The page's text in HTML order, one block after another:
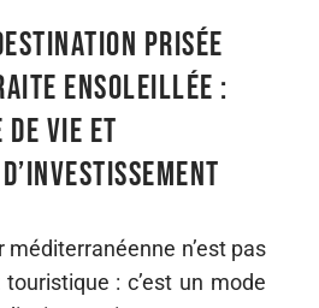
prisée
ensoleillée :
vie et
méditerranéenne n’est pas
: c’est un mode